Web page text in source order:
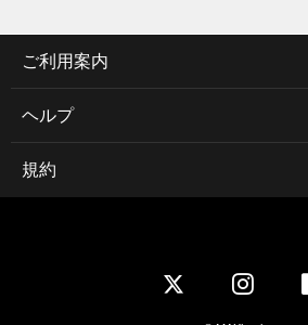
ご利用案内
ヘルプ
規約